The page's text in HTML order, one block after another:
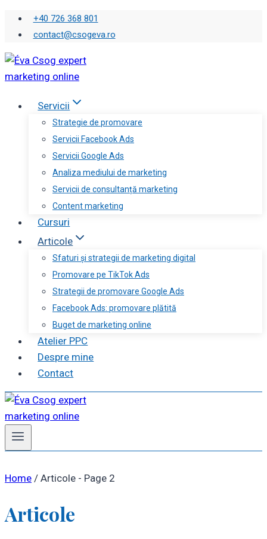
Skip
content
+40 726 368 801
contact@csogeva.ro
Servicii
Strategie de promovare
Servicii Facebook Ads
Servicii Google Ads
Analiza mediului de marketing
Servicii de consultanță marketing
Content marketing
Cursuri
Articole
Sfaturi și strategii de marketing digital
Promovare pe TikTok Ads
Strategii de promovare Google Ads
Facebook Ads: promovare plătită
Buget de marketing online
Atelier PPC
Despre mine
Contact
Home / Articole - Page 2
Articole